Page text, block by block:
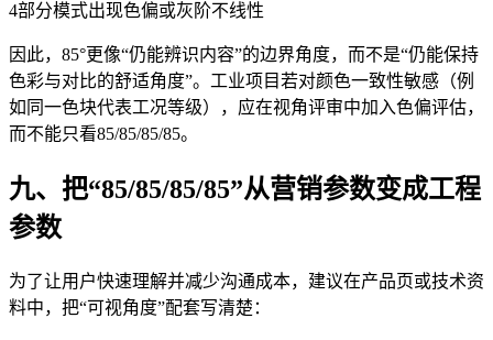
4部分模式出现色偏或灰阶不线性
因此，85°更像“仍能辨识内容”的边界角度，而不是“仍能保持
色彩与对比的舒适角度”。工业项目若对颜色一致性敏感（例
如同一色块代表工况等级），应在视角评审中加入色偏评估，
而不能只看85/85/85/85。
九、把“85/85/85/85”从营销参数变成工程
参数
为了让用户快速理解并减少沟通成本，建议在产品页或技术资
料中，把“可视角度”配套写清楚：